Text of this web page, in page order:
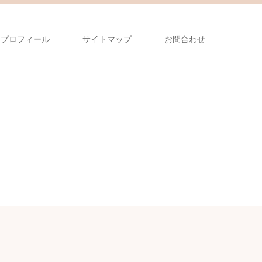
プロフィール サイトマップ お問合わせ